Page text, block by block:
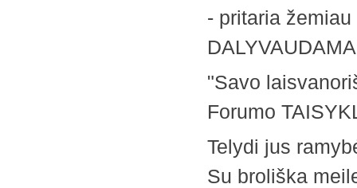
- pritaria
"Savo
Forumo
Telydi jus
Su broliška